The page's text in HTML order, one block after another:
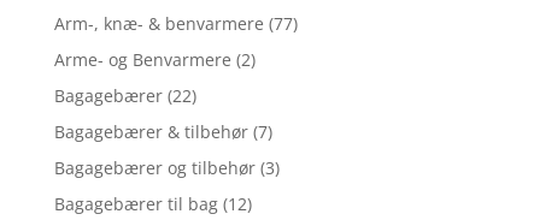
Arm-, knæ- & benvarmere (77)
Arme- og Benvarmere (2)
Bagagebærer (22)
Bagagebærer & tilbehør (7)
Bagagebærer og tilbehør (3)
Bagagebærer til bag (12)